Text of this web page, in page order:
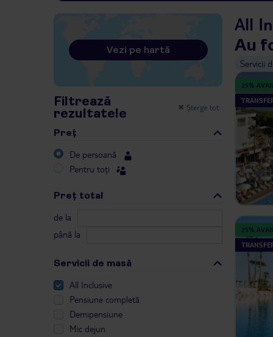
Vezi pe hartă
Filtrează
rezultatele
Șterge tot
Preţ
De persoană
Pentru toți
Preţ total
de la
până la
Servicii de masă
All Inclusive
Pensiune completă
Demipensiune
Mic dejun
All
Au
Servicii
25%
25%